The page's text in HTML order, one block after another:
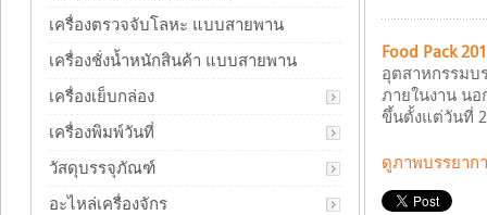
Food Pack
อุตสาหกรรมบ
ภายในงาน นอ
ขึ้นตั้งแต่วันที่
ดูภาพบรรยาก
เครื่องตรวจจับโลหะ แบบสายพาน
เครื่องชั่งน้ำหนักสินค้า แบบสายพาน
เครื่องเย็บกล่อง
เครื่องพิมพ์วันที่
วัสดุบรรจุภัณฑ์
อะไหล่เครื่องจักร